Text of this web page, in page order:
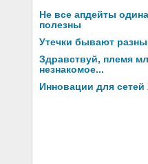
Не все апдейты
полезны
Утечки бывают
Здравствуй, племя
незнакомое...
Инновации для сетей